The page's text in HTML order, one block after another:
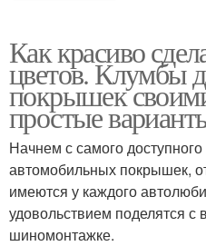
Как красиво
цветов. Клумбы
покрышек
простые
Начнем с самого
автомобильных покрышек,
имеются у каждого
удовольствием поделятся
шиномонтажке.